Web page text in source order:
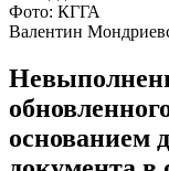
Фото: КГГА
Валентин
основанием